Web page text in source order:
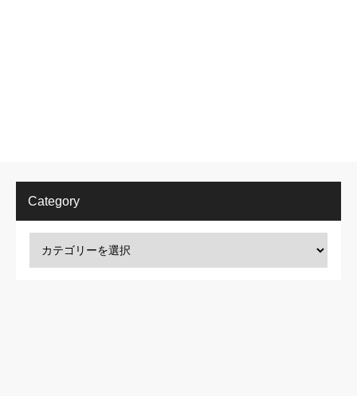
Category